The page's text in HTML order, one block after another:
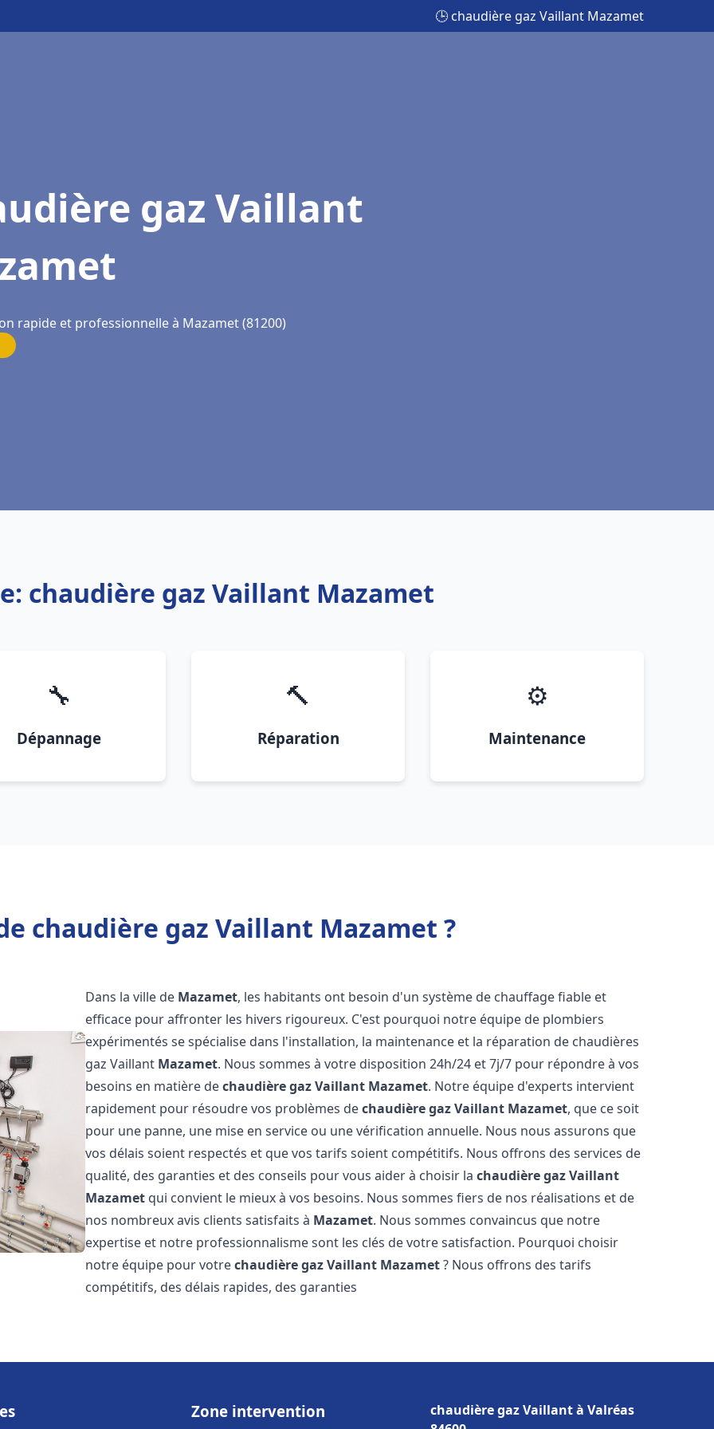
🕒 chaudière gaz Vaillant Mazamet
gaz Vaillant
rapide et professionnelle à Mazamet (81200)
chaudière gaz Vaillant Mazamet
🔧
Dépannage
🔨
Réparation
⚙️
Maintenance
chaudière gaz Vaillant Mazamet ?
Dans la ville de Mazamet, les habitants ont besoin d'un système de chauffage fiable et
efficace pour affronter les hivers rigoureux. C'est pourquoi notre équipe de plombiers
expérimentés se spécialise dans l'installation, la maintenance et la réparation de chaudières
gaz Vaillant Mazamet. Nous sommes à votre disposition 24h/24 et 7j/7 pour répondre à vos
besoins en matière dechaudière gaz Vaillant Mazamet. Notre équipe d'experts intervient
rapidement pour résoudre vos problèmes dechaudière gaz Vaillant Mazamet, que ce soit
pour une panne, une mise en service ou une vérification annuelle. Nous nous assurons que
vos délais soient respectés et que vos tarifs soient compétitifs. Nous offrons des services de
qualité, des garanties et des conseils pour vous aider à choisir lachaudière gaz Vaillant
Mazamet qui convient le mieux à vos besoins. Nous sommes fiers de nos réalisations et de
nos nombreux avis clients satisfaits à Mazamet. Nous sommes convaincus que notre
expertise et notre professionnalisme sont les clés de votre satisfaction. Pourquoi choisir
notre équipe pour votrechaudière gaz Vaillant Mazamet? Nous offrons des tarifs
compétitifs, des délais rapides, des garanties
Zone intervention
chaudière gaz Vaillant à Valréas